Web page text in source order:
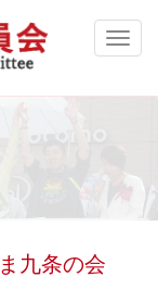
九条の会